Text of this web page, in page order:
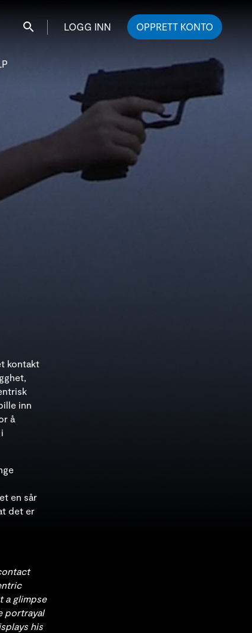
Søk
LOGG INN OPPRETT KONTO
kontakt
inn
å
en sår
det er
a glimpse
portrayal
his